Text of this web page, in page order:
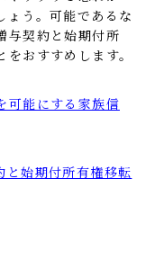
ょう。可能であるな
与契約と始期付所
おすすめします。
可能にする家族信
と始期付所有権移転